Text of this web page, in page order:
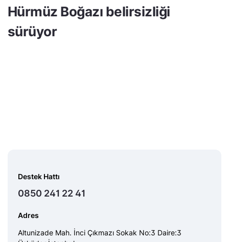
Hürmüz Boğazı belirsizliği
sürüyor
Destek Hattı
0850 241 22 41
Adres
Altunizade Mah. İnci Çıkmazı Sokak No:3 Daire:3